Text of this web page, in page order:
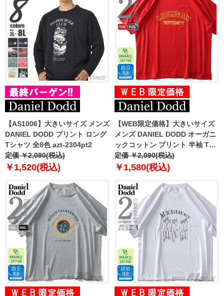
【AS1006】大きいサイズ メンズ
DANIEL DODD プリント ロング
Tシャツ 全8色 azt-2304pt2
定価 ￥2,090(税込)
￥1,520(税込)
【WEB限定価格】大きいサイズ
メンズ DANIEL DODD オーガニ
ックコットン プリント 半袖 Tシ
ャツ MICHIGAN azt-210219
定価 ￥2,090(税込)
￥1,580(税込)